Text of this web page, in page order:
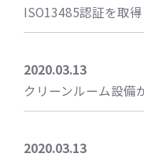
ISO13485認証を取
2020.03.13
クリーンルーム設備
2020.03.13